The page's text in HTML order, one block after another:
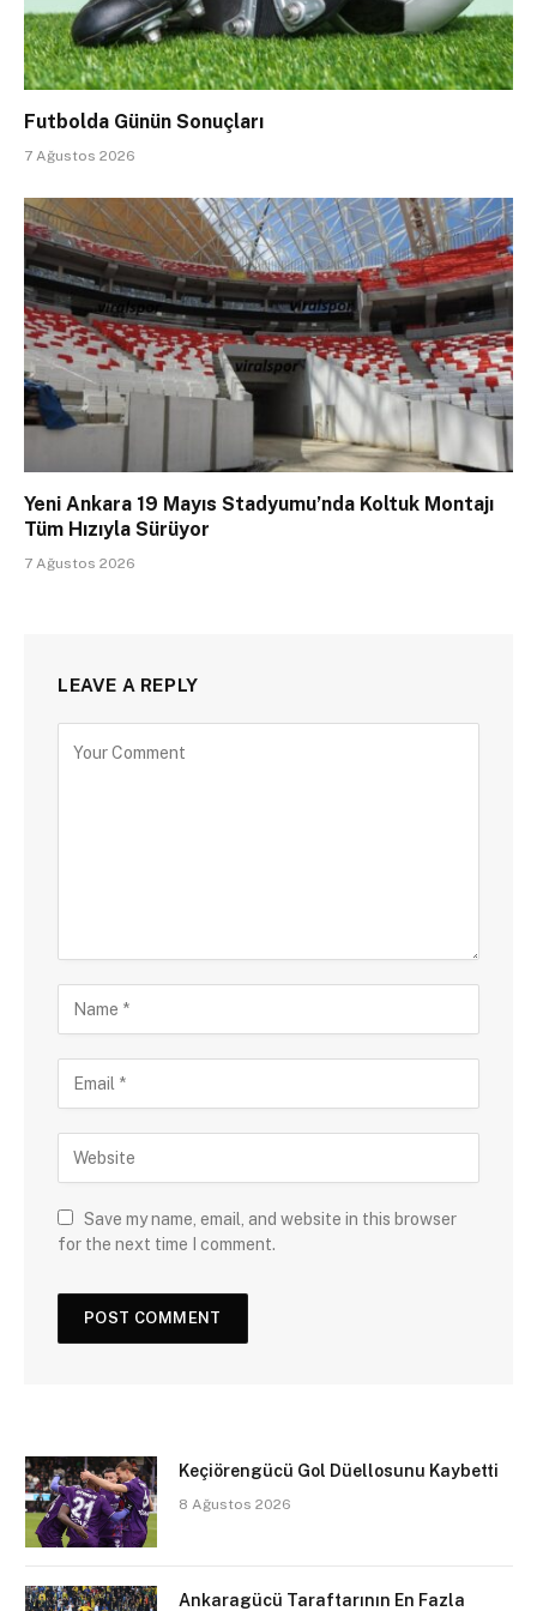
Futbolda Günün Sonuçları
7 Ağustos 2026
Yeni Ankara 19 Mayıs Stadyumu’nda Koltuk Montajı
Tüm Hızıyla Sürüyor
7 Ağustos 2026
LEAVE A REPLY
Save my name, email, and website in this browser
for the next time I comment.
Keçiörengücü Gol Düellosunu Kaybetti
8 Ağustos 2026
Ankaragücü Taraftarının En Fazla